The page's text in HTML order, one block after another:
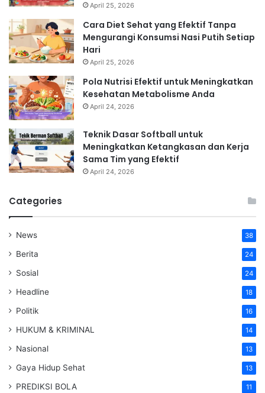
April 25, 2026
Cara Diet Sehat yang Efektif Tanpa
Mengurangi Konsumsi Nasi Putih Setiap
Hari
April 25, 2026
Pola Nutrisi Efektif untuk Meningkatkan
Kesehatan Metabolisme Anda
April 24, 2026
Teknik Dasar Softball untuk
Meningkatkan Ketangkasan dan Kerja
Sama Tim yang Efektif
April 24, 2026
Categories
News 38
Berita 24
Sosial 24
Headline 18
Politik 16
HUKUM & KRIMINAL 14
Nasional 13
Gaya Hidup Sehat 13
PREDIKSI BOLA 11